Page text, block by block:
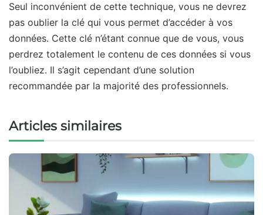
Seul inconvénient de cette technique, vous ne devrez
pas oublier la clé qui vous permet d’accéder à vos
données. Cette clé n’étant connue que de vous, vous
perdrez totalement le contenu de ces données si vous
l’oubliez. Il s’agit cependant d’une solution
recommandée par la majorité des professionnels.
Articles similaires